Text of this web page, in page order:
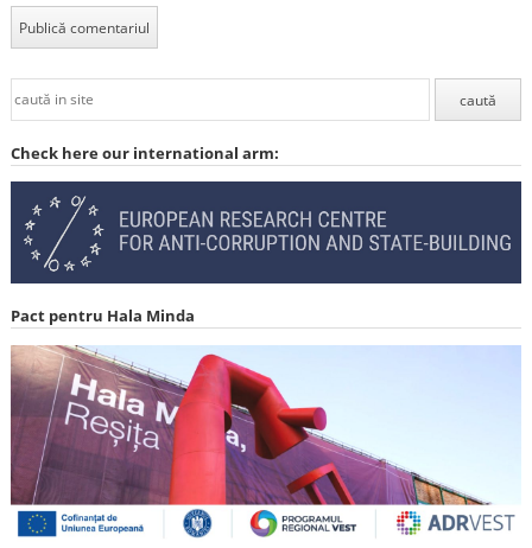
Check here our international arm:
Pact pentru Hala Minda